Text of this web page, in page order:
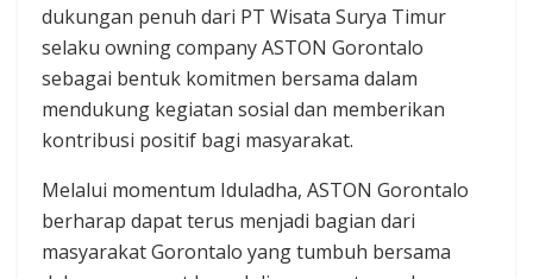
dukungan penuh dari PT Wisata Surya Timur
selaku owning company ASTON Gorontalo
sebagai bentuk komitmen bersama dalam
mendukung kegiatan sosial dan memberikan
kontribusi positif bagi masyarakat.
Melalui momentum Iduladha, ASTON Gorontalo
berharap dapat terus menjadi bagian dari
masyarakat Gorontalo yang tumbuh bersama